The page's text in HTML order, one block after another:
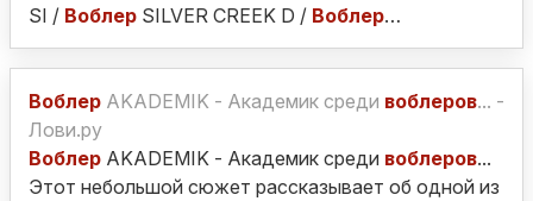
SI / Воблер SILVER CREEK D / Воблер…
Воблер AKADEMIK - Академик среди воблеров... -
Лови.ру
Воблер AKADEMIK - Академик среди воблеров...
Этот небольшой сюжет рассказывает об одной из